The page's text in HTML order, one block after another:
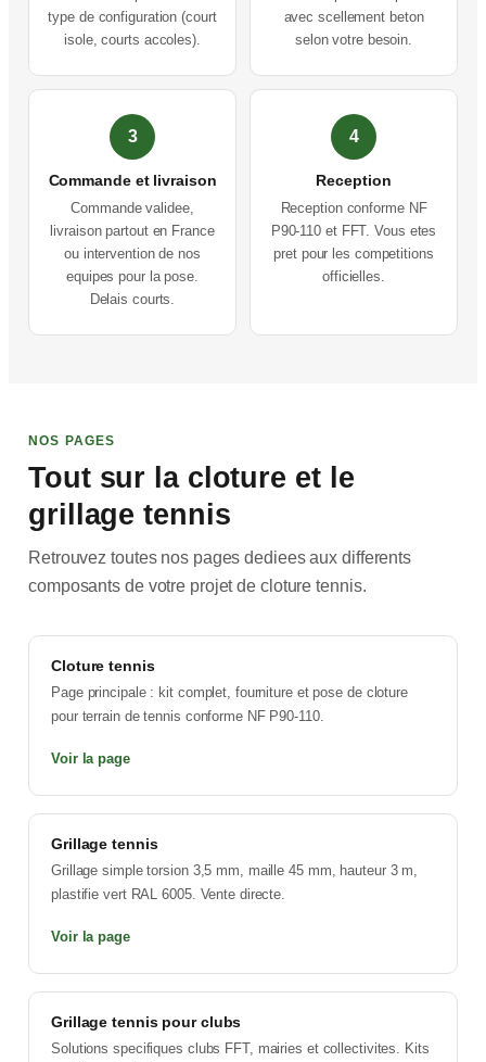
type de configuration (court
isole, courts accoles).
avec scellement beton
selon votre besoin.
3
Commande et livraison
Commande validee,
livraison partout en France
ou intervention de nos
equipes pour la pose.
Delais courts.
4
Reception
Reception conforme NF
P90-110 et FFT. Vous etes
pret pour les competitions
officielles.
NOS PAGES
Tout sur la cloture et le
grillage tennis
Retrouvez toutes nos pages dediees aux differents
composants de votre projet de cloture tennis.
Cloture tennis
Page principale : kit complet, fourniture et pose de cloture
pour terrain de tennis conforme NF P90-110.
Voir la page
Grillage tennis
Grillage simple torsion 3,5 mm, maille 45 mm, hauteur 3 m,
plastifie vert RAL 6005. Vente directe.
Voir la page
Grillage tennis pour clubs
Solutions specifiques clubs FFT, mairies et collectivites. Kits